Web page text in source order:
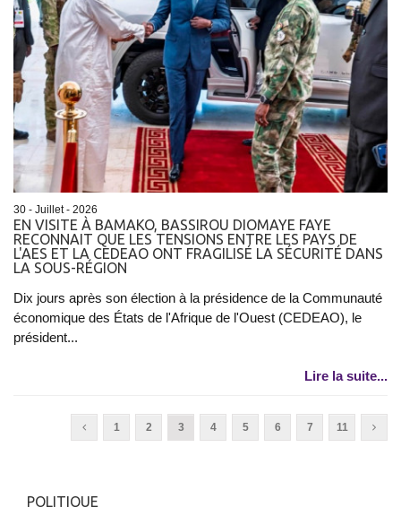
30 - Juillet - 2026
EN VISITE À BAMAKO, BASSIROU DIOMAYE FAYE
RECONNAIT QUE LES TENSIONS ENTRE LES PAYS DE
L'AES ET LA CEDEAO ONT FRAGILISÉ LA SÉCURITÉ DANS
LA SOUS-RÉGION
Dix jours après son élection à la présidence de la Communauté
économique des États de l'Afrique de l'Ouest (CEDEAO), le
président...
Lire la suite...
1 2 3 4 5 6 7 11
POLITIQUE